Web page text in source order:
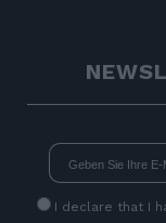
I declare that I